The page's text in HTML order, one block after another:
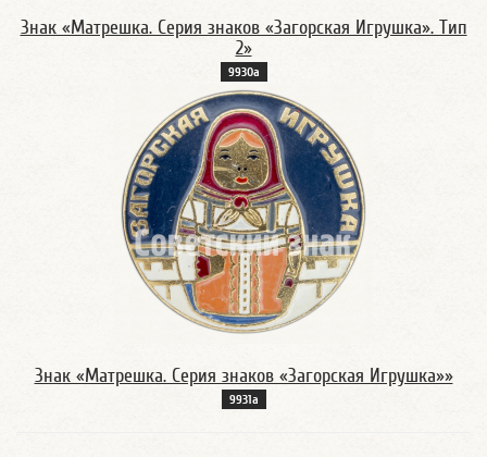
Знак «Матрешка. Серия знаков «Загорская Игрушка». Тип
2»
9930а
Знак «Матрешка. Серия знаков «Загорская Игрушка»»
9931а